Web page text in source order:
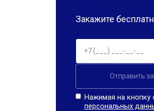
Закажите
Отправить
Нажимая на кнопку
персональных